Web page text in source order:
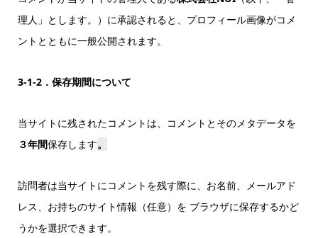
理人」とします。）に承認されると、プロフィール画像がコメ
ントとともに一般公開されます。
3-1-2．保存期間について
当サイトに残されたコメントは、コメントとそのメタデータを
３年間保存します。
訪問者は当サイトにコメントを残す際に、お名前、メールアド
レス、お持ちのサイト情報（任意）を ブラウザに保存するかど
うかを選択できます。